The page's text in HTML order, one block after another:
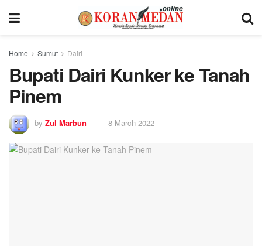
Home Sumut Dairi
Bupati Dairi Kunker ke Tanah
Pinem
by Zul Marbun 8 March 2022